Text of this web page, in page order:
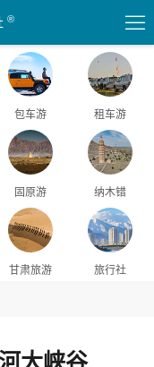

®
包车游 租车游
固原游 纳木错
甘肃旅游 旅行社
大峡谷